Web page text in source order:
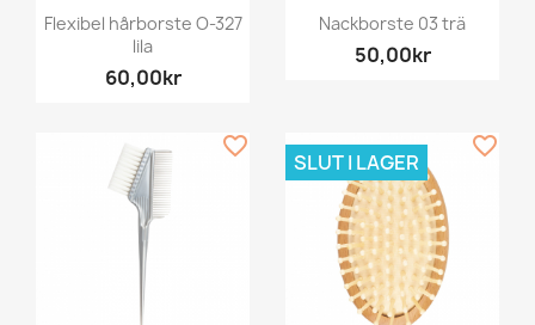
Flexibel hårborste O-327
lila
60,00kr
Nackborste 03 trä
50,00kr
favorite_border
SLUT I LAGER
favorite_border